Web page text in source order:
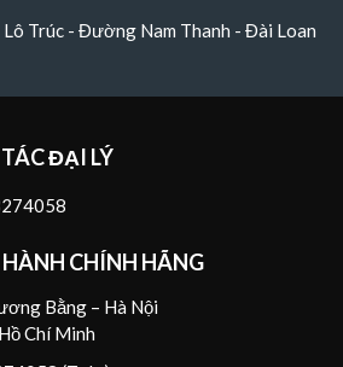
Trúc - Đường Nam Thanh - Đài Loan
ĐẠI LÝ
CHÍNH HÃNG
Bằng – Hà Nội
Chí Minh